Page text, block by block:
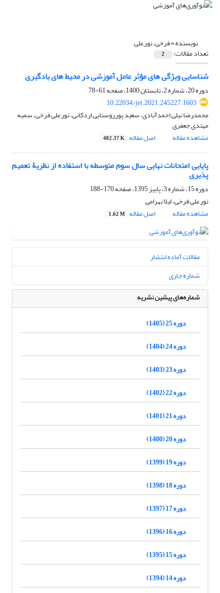
نویسنده =فرخی، نورعلی
تعداد مقالات: 2
شناسایی ویژگی های مؤثر عامل آموزشی در محیط های یادگیری
دوره 20، شماره 2، تابستان 1400، صفحه
61-78
10.22034/jei.2021.245227.1603
محمدرضا نیلی احمدآبادی، سعید پورروستایی اردکانی، نورعلی فرخی، سمیه
مهتدی جعفری
مشاهده مقاله
اصل مقاله 482.37 K
پایایی امتحانات نهایی سال سوم متوسطه با استفاده از نظریۀ تعمیم
پذیری
دوره 15، شماره 3، پاییز 1395، صفحه
170-188
نورعلی فرخی، لیلا بهرامی
مشاهده مقاله
اصل مقاله 1.62 M
مقالات آماده انتشار
شماره جاری
شماره‌های پیشین نشریه
دوره 25 (1405)
دوره 24 (1404)
دوره 23 (1403)
دوره 22 (1402)
دوره 21 (1401)
دوره 20 (1400)
دوره 19 (1399)
دوره 18 (1398)
دوره 17 (1397)
دوره 16 (1396)
دوره 15 (1395)
دوره 14 (1394)